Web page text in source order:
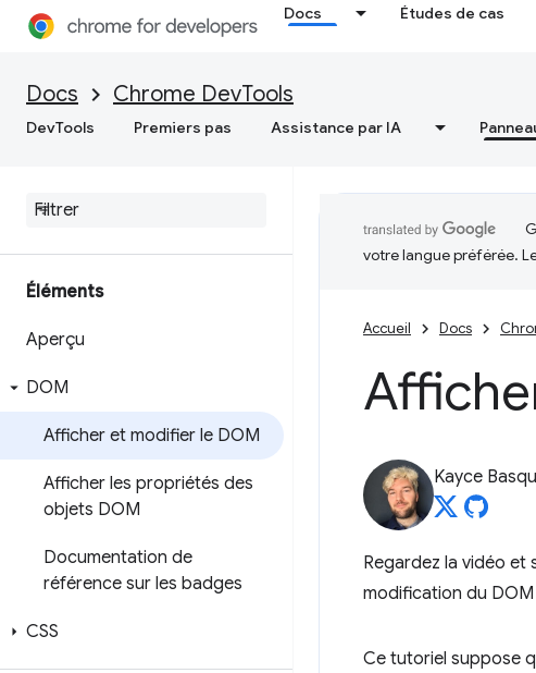
Docs Études de cas
Docs Chrome DevTools
DevTools Premiers pas Assistance par IA
Éléments
Aperçu
DOM
Afficher et modifier le DOM
Afficher les propriétés des
objets DOM
Documentation de
référence sur les badges
CSS
votre langue préférée.
Accueil Docs
Kayce
Regardez la vidéo
modification du
Ce tutoriel suppose